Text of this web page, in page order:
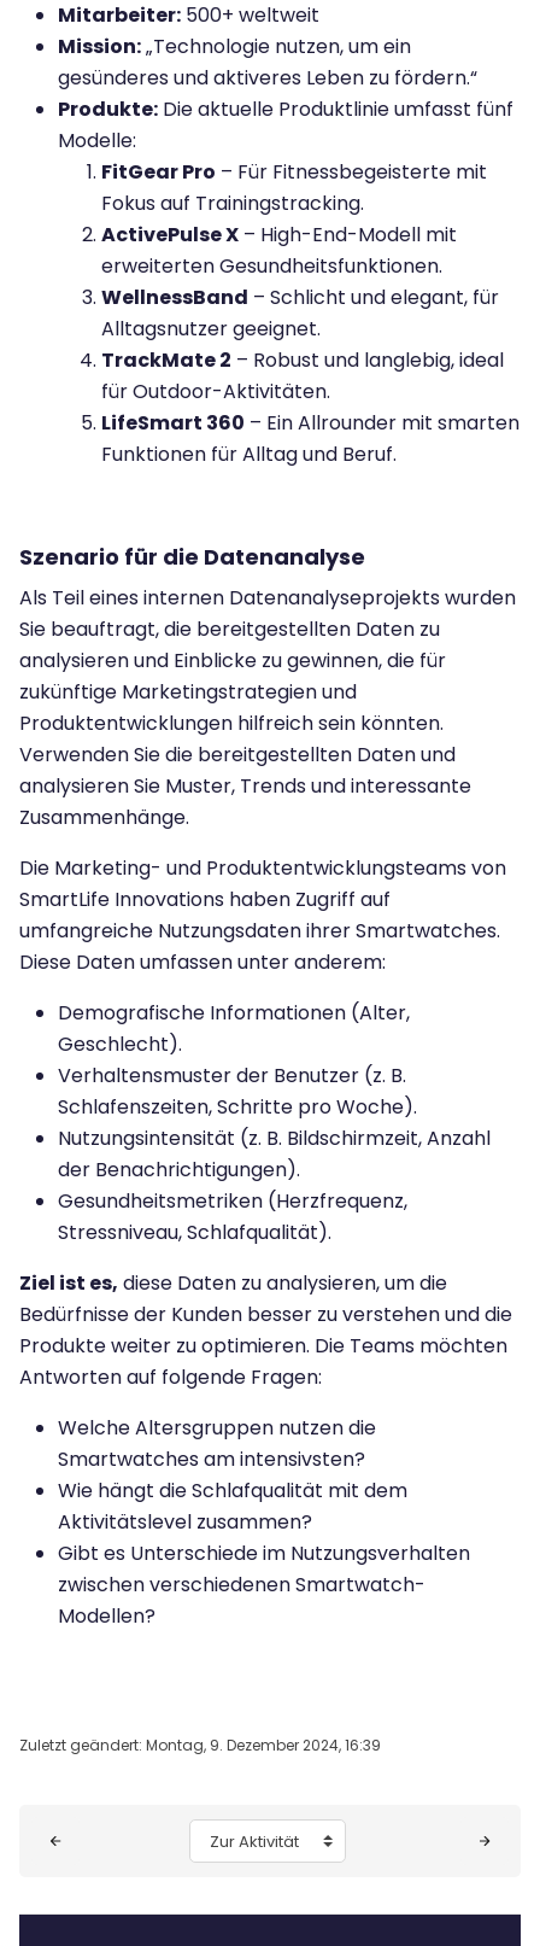
Mitarbeiter: 500+ weltweit
Mission:„Technologie nutzen, um ein
gesünderes und aktiveres Leben zu fördern.“
Produkte: Die aktuelle Produktlinie umfasst fünf
Modelle:
FitGear Pro – Für Fitnessbegeisterte mit
Fokus auf Trainingstracking.
ActivePulse X – High-End-Modell mit
erweiterten Gesundheitsfunktionen.
WellnessBand – Schlicht und elegant, für
Alltagsnutzer geeignet.
TrackMate 2 – Robust und langlebig, ideal
für Outdoor-Aktivitäten.
LifeSmart 360 – Ein Allrounder mit smarten
Funktionen für Alltag und Beruf.
Szenario für die Datenanalyse
Als Teil eines internen Datenanalyseprojekts wurden
Sie beauftragt, die bereitgestellten Daten zu
analysieren und Einblicke zu gewinnen, die für
zukünftige Marketingstrategien und
Produktentwicklungen hilfreich sein könnten.
Verwenden Sie die bereitgestellten Daten und
analysieren Sie Muster, Trends und interessante
Zusammenhänge.
Die Marketing- und Produktentwicklungsteams von
SmartLife Innovations haben Zugriff auf
umfangreiche Nutzungsdaten ihrer Smartwatches.
Diese Daten umfassen unter anderem:
Demografische Informationen (Alter,
Geschlecht).
Verhaltensmuster der Benutzer (z. B.
Schlafenszeiten, Schritte pro Woche).
Nutzungsintensität (z. B. Bildschirmzeit, Anzahl
der Benachrichtigungen).
Gesundheitsmetriken (Herzfrequenz,
Stressniveau, Schlafqualität).
Ziel ist es, diese Daten zu analysieren, um die
Bedürfnisse der Kunden besser zu verstehen und die
Produkte weiter zu optimieren. Die Teams möchten
Antworten auf folgende Fragen:
Welche Altersgruppen nutzen die
Smartwatches am intensivsten?
Wie hängt die Schlafqualität mit dem
Aktivitätslevel zusammen?
Gibt es Unterschiede im Nutzungsverhalten
zwischen verschiedenen Smartwatch-
Modellen?
Zuletzt geändert: Montag, 9. Dezember 2024, 16:39
Zur Aktivität